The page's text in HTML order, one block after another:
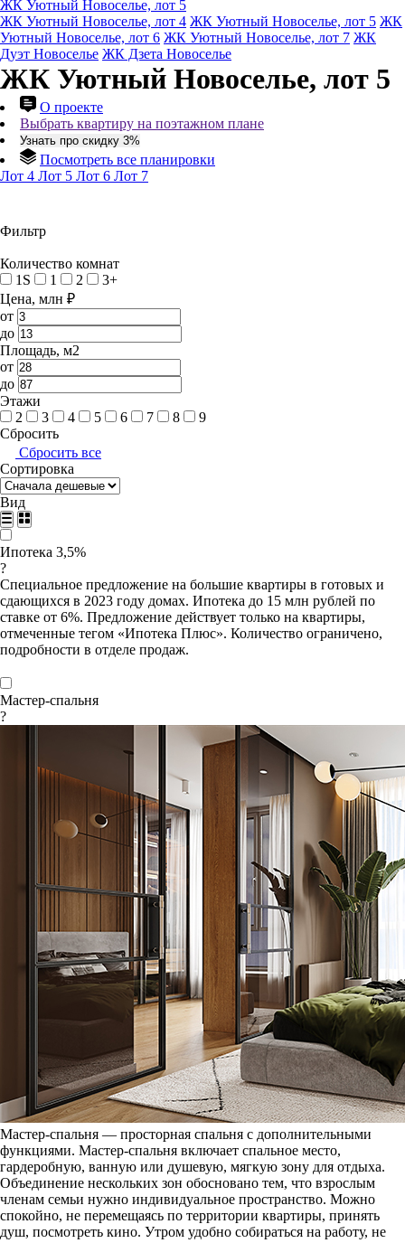
ЖК Уютный Новоселье, лот 5
ЖК Уютный Новоселье, лот 4 ЖК Уютный Новоселье, лот 5 ЖК
Уютный Новоселье, лот 6 ЖК Уютный Новоселье, лот 7 ЖК
Дуэт Новоселье ЖК Дзета Новоселье
ЖК Уютный Новоселье, лот 5
О проекте
Выбрать квартиру на поэтажном плане
Узнать про скидку 3%
Посмотреть все планировки
Лот 4 Лот 5 Лот 6 Лот 7
Фильтр
Количество комнат
1S
1 2
3+
Цена, млн ₽
от
до
Площадь, м2
от
до
Этажи
2
3 4 5 6 7 8
9
Сбросить
Сбросить все
Сортировка
Вид
Ипотека 3,5%
?
Специальное предложение на большие квартиры в готовых и
сдающихся в 2023 году домах. Ипотека до 15 млн рублей по
ставке от 6%. Предложение действует только на квартиры,
отмеченные тегом «Ипотека Плюс». Количество ограничено,
подробности в отделе продаж.
Мастер-спальня
?
Мастер-спальня — просторная спальня с дополнительными
функциями. Мастер-спальня включает спальное место,
гардеробную, ванную или душевую, мягкую зону для отдыха.
Объединение нескольких зон обосновано тем, что взрослым
членам семьи нужно индивидуальное пространство. Можно
спокойно, не перемещаясь по территории квартиры, принять
душ, посмотреть кино. Утром удобно собираться на работу, не